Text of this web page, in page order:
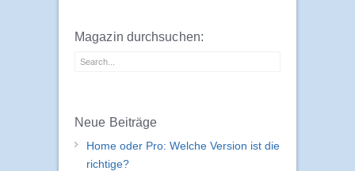
Magazin durchsuchen:
Neue Beiträge
Home oder Pro: Welche Version ist die
richtige?